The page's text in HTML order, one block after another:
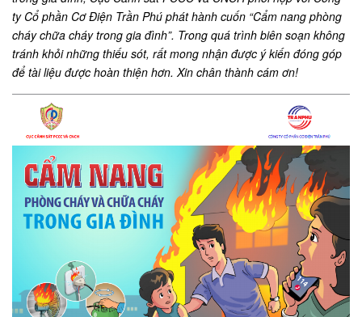
ty Cổ phần Cơ Điện Trần Phú phát hành cuốn “Cẩm nang phòng
cháy chữa cháy trong gia đình”. Trong quá trình biên soạn không
tránh khỏi những thiếu sót, rất mong nhận được ý kiến đóng góp
để tài liệu được hoàn thiện hơn. Xin chân thành cám ơn!